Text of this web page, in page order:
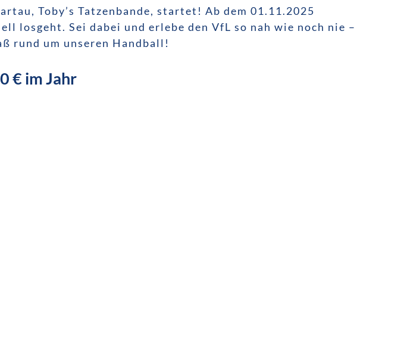
Toby’s Tatzenbande, startet! Ab dem 01.11.2025
losgeht. Sei dabei und erlebe den VfL so nah wie noch nie –
rund um unseren Handball!
€ im Jahr